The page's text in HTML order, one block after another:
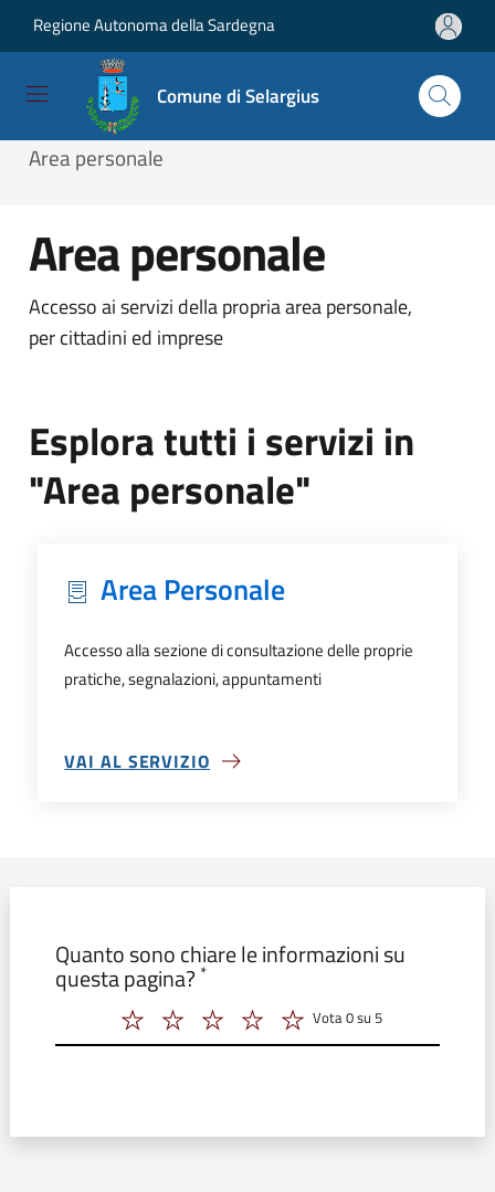
Salta e vai al contenuto
Salta e vai al footer
Regione Autonoma della Sardegna
Comune di Selargius
/ Servizi
Area personale
Area personale
Accesso ai servizi della propria area personale,
per cittadini ed imprese
Esplora tutti i servizi in
"Area personale"
Area Personale
Accesso alla sezione di consultazione delle proprie
pratiche, segnalazioni, appuntamenti
VAI AL SERVIZIO
SU AREA PERSONALE
Quanto sono chiare le informazioni su
questa pagina? *
Vota 2 su 5
Vota 3 su 5
Vota 4 su 5
Vota 5 su 5
Vota 6 su 5
Vota 0 su 5